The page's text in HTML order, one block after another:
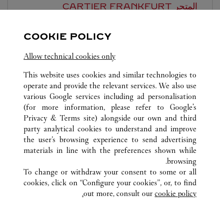
المتجر CARTIER FRANKFURT
كافة مواقع كارتييه ألمانيا
FRANKFURT AM MAIN
ALTE ROTHOFSTRASSE 9
خدمة العملاء
شروط الاستخدام
الأسئلة الشائعة
COOKIE POLICY
Allow technical cookies only
This website uses cookies and similar technologies to
operate and provide the relevant services. We also use
various Google services including ad personalisation
(for more information, please refer to Google's
Privacy & Terms site) alongside our own and third
party analytical cookies to understand and improve
the user’s browsing experience to send advertising
materials in line with the preferences shown while
browsing.
To change or withdraw your consent to some or all
cookies, click on “Configure your cookies”, or, to find
out more, consult our cookie policy.